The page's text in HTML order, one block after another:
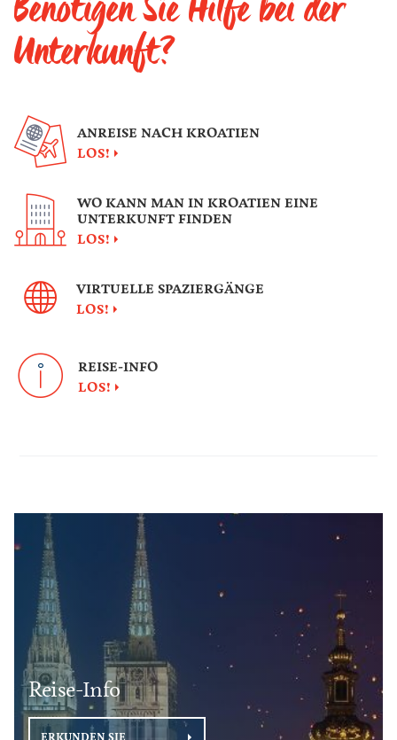
Unterkunft?
ANREISE NACH KROATIEN
LOS!
WO KANN MAN IN KROATIEN EINE
UNTERKUNFT FINDEN
LOS!
VIRTUELLE SPAZIERGÄNGE
LOS!
REISE-INFO
LOS!
Reise-Info
ERKUNDEN SIE